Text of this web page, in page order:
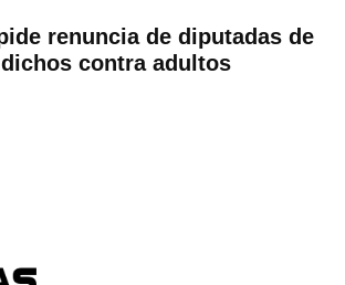
renuncia de diputadas de
contra adultos